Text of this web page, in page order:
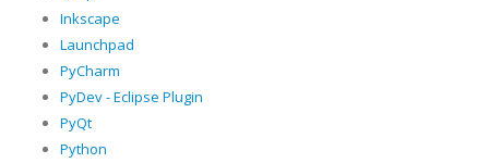
Inkscape
Launchpad
PyCharm
PyDev - Eclipse Plugin
PyQt
Python